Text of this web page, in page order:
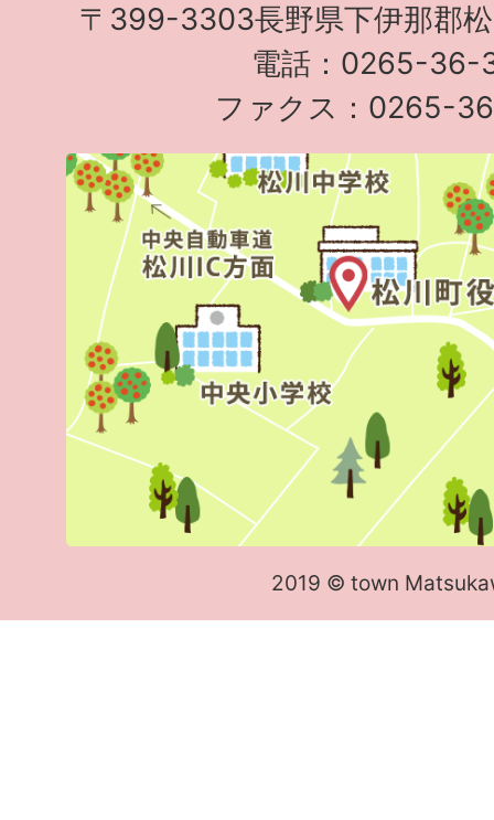
〒399-3303長野県下伊那郡
電話：0265-36-
ファクス：0265-
2019 © town